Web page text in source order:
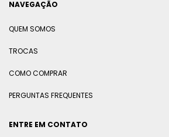
NAVEGAÇÃO
QUEM SOMOS
TROCAS
COMO COMPRAR
PERGUNTAS FREQUENTES
ENTRE EM CONTATO